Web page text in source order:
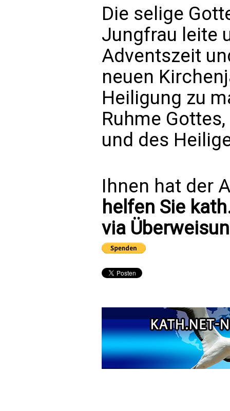
Die selige
Jungfrau leite
Adventszeit
neuen
Heiligung zu
Ruhme
und des
Ihnen hat der
helfen Sie
via